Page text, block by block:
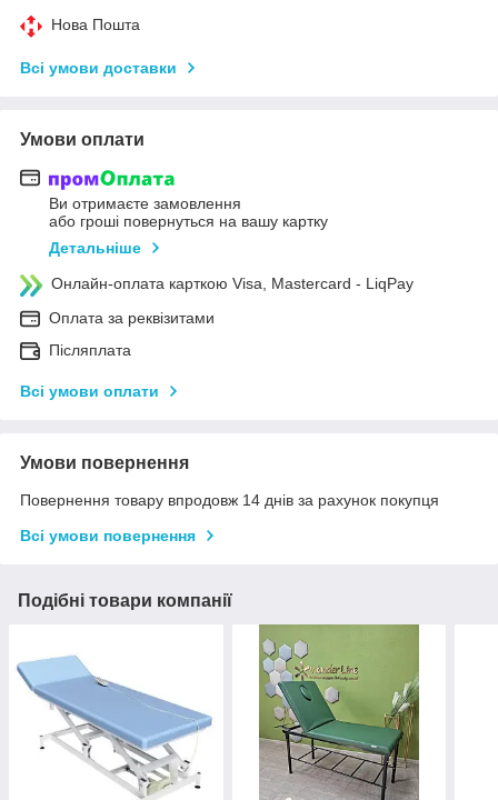
Нова Пошта
Всі умови доставки
Умови оплати
Ви отримаєте замовлення
або гроші повернуться на вашу картку
Детальніше
Онлайн-оплата карткою Visa, Mastercard - LiqPay
Оплата за реквізитами
Післяплата
Всі умови оплати
Умови повернення
Повернення товару впродовж 14 днів за рахунок покупця
Всі умови повернення
Подібні товари компанії